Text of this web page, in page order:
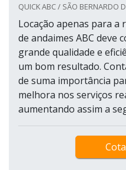
QUICK ABC / SÃO BERNARDO
Locação apenas para a
de andaimes ABC deve
grande qualidade e
um bom resultado.
de suma importância
melhora nos serviços
aumentando assim a